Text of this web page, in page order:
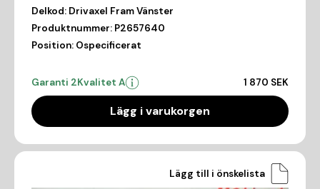
Delkod: Drivaxel Fram Vänster
Produktnummer: P2657640
Position: Ospecificerat
Garanti 2Kvalitet A 1 870 SEK
Lägg i varukorgen
Lägg till i önskelista